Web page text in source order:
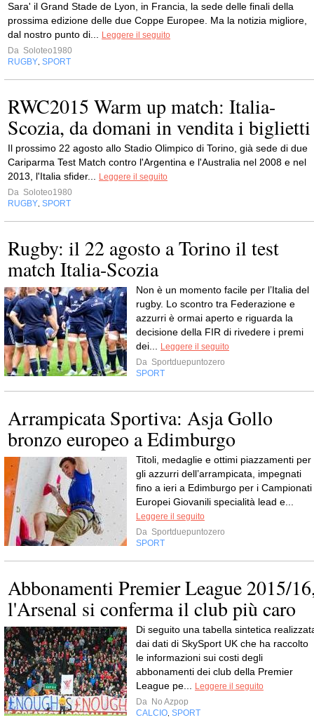
Sara' il Grand Stade de Lyon, in Francia, la sede delle finali della
prossima edizione delle due Coppe Europee. Ma la notizia migliore,
dal nostro punto di...
Leggere il seguito
Da Soloteo1980
RUGBY SPORT
RWC2015 Warm up match: Italia-
Scozia, da domani in vendita i biglietti
Il prossimo 22 agosto allo Stadio Olimpico di Torino, già sede di due
Cariparma Test Match contro l'Argentina e l'Australia nel 2008 e nel
2013, l'Italia sfider...
Leggere il seguito
Da Soloteo1980
RUGBY SPORT
Rugby: il 22 agosto a Torino il test
match Italia-Scozia
Non è un momento facile per l’Italia del
rugby. Lo scontro tra Federazione e
azzurri è ormai aperto e riguarda la
decisione della FIR di rivedere i premi
dei...
Leggere il seguito
Da Sportduepuntozero
SPORT
Arrampicata Sportiva: Asja Gollo
bronzo europeo a Edimburgo
Titoli, medaglie e ottimi piazzamenti per
gli azzurri dell’arrampicata, impegnati
fino a ieri a Edimburgo per i Campionati
Europei Giovanili specialità lead e...
Leggere il seguito
Da Sportduepuntozero
SPORT
Abbonamenti Premier League 2015/
l'Arsenal si conferma il club più caro
Di seguito una tabella sintetica
dai dati di SkySport UK che ha raccolto
le informazioni sui costi degli
abbonamenti dei club della Premier
League pe...
Leggere il seguito
Da No Azpop
CALCIO SPORT